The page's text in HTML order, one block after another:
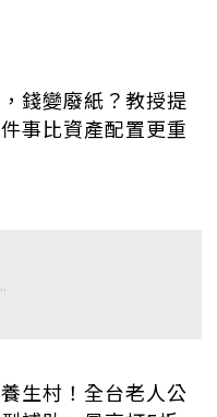
錢變廢紙？教授提
事比資產配置更重
生村！全台老人公